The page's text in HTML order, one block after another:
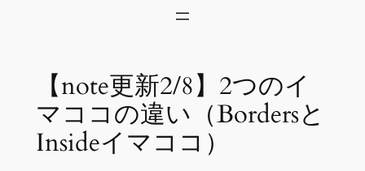
【note更新2/8】2つのイ
マココの違い（Bordersと
Insideイマココ）